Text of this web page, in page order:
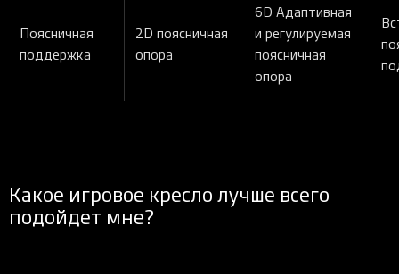
Поясничная
поддержка
2D поясничная
опора
6D Адаптивная
и регулируемая
поясничная
опора
Какое игровое кресло лучше всего
подойдет мне?